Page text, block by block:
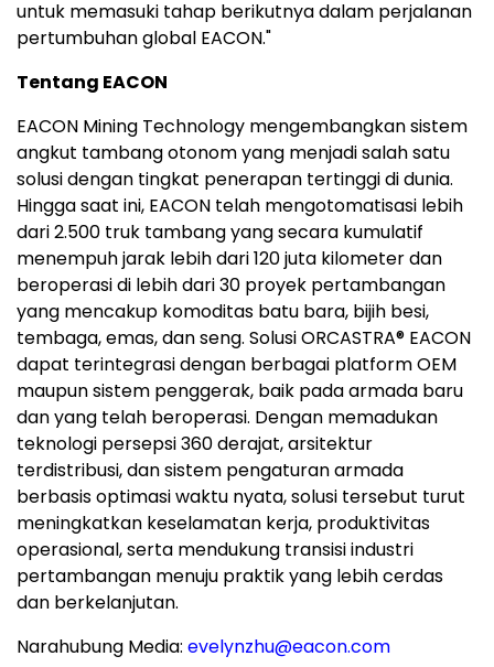
untuk memasuki tahap berikutnya dalam perjalanan
pertumbuhan global EACON."
Tentang EACON
EACON Mining Technology mengembangkan sistem
angkut tambang otonom yang menjadi salah satu
solusi dengan tingkat penerapan tertinggi di dunia.
Hingga saat ini, EACON telah mengotomatisasi lebih
dari 2.500 truk tambang yang secara kumulatif
menempuh jarak lebih dari 120 juta kilometer dan
beroperasi di lebih dari 30 proyek pertambangan
yang mencakup komoditas batu bara, bijih besi,
tembaga, emas, dan seng. Solusi ORCASTRA® EACON
dapat terintegrasi dengan berbagai platform OEM
maupun sistem penggerak, baik pada armada baru
dan yang telah beroperasi. Dengan memadukan
teknologi persepsi 360 derajat, arsitektur
terdistribusi, dan sistem pengaturan armada
berbasis optimasi waktu nyata, solusi tersebut turut
meningkatkan keselamatan kerja, produktivitas
operasional, serta mendukung transisi industri
pertambangan menuju praktik yang lebih cerdas
dan berkelanjutan.
Narahubung Media: evelynzhu@eacon.com